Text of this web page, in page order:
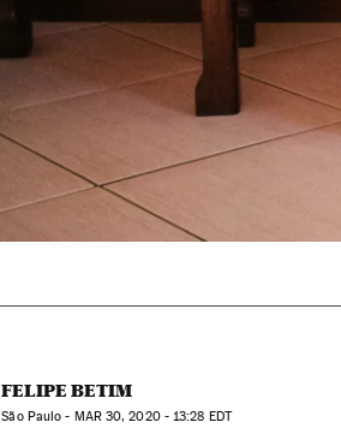
FELIPE BETIM
São Paulo - MAR30, 2020 - 13:28 EDT